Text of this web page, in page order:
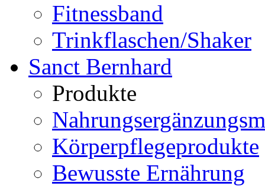
Fitnessband
Trinkflaschen/Shaker
Sanct Bernhard
Produkte
Körperpflegeprodukte
Bewusste Ernährung